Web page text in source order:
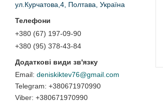
ул.Курчатова,4, Полтава, Україна
+380 (67) 197-09-90
+380 (95) 378-43-84
deniskiktev76@gmail.com
+380671970990
+380671970990